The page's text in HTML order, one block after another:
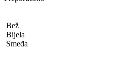
Bež
Bijela
Smeđa